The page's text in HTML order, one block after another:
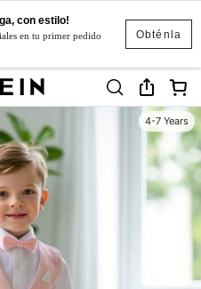
Obténla
con estilo!
en tu primer pedido
4-7 Years